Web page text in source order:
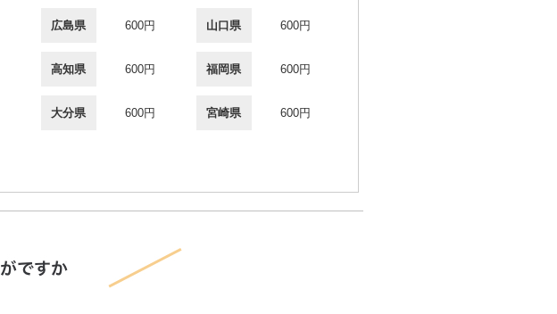
広島県 600円 山口県 600円
高知県 600円 福岡県 600円
大分県 600円 宮崎県 600円